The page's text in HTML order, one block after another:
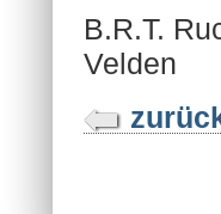
B.R.T.
Velden